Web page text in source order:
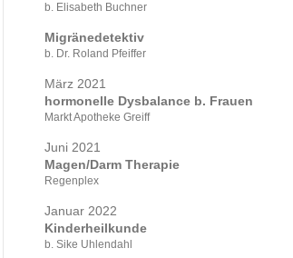
b. Elisabeth Buchner
Migränedetektiv
b. Dr. Roland Pfeiffer
März 2021
hormonelle Dysbalance b. Frauen
Markt Apotheke Greiff
Juni 2021
Magen/Darm Therapie
Regenplex
Januar 2022
Kinderheilkunde
b. Sike Uhlendahl